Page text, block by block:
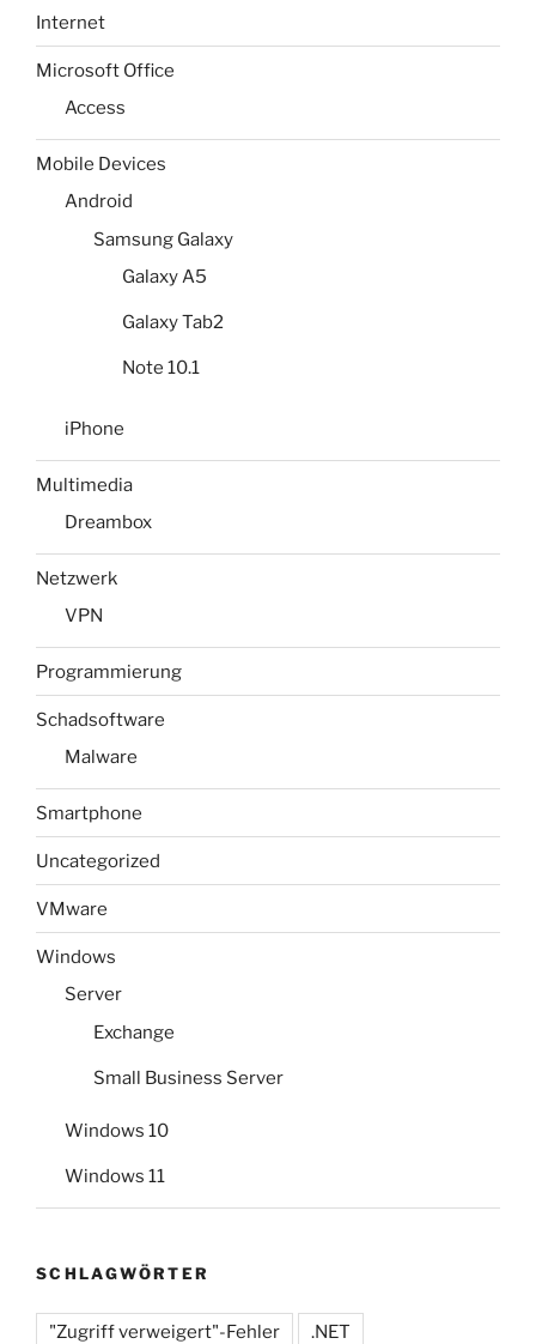
Internet
Microsoft Office
Access
Mobile Devices
Android
Samsung Galaxy
Galaxy A5
Galaxy Tab2
Note 10.1
iPhone
Multimedia
Dreambox
Netzwerk
VPN
Programmierung
Schadsoftware
Malware
Smartphone
Uncategorized
VMware
Windows
Server
Exchange
Small Business Server
Windows 10
Windows 11
SCHLAGWÖRTER
"Zugriff verweigert"-Fehler .NET